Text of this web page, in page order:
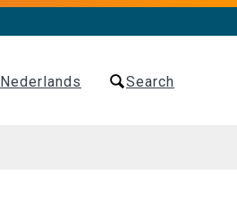
Nederlands Search